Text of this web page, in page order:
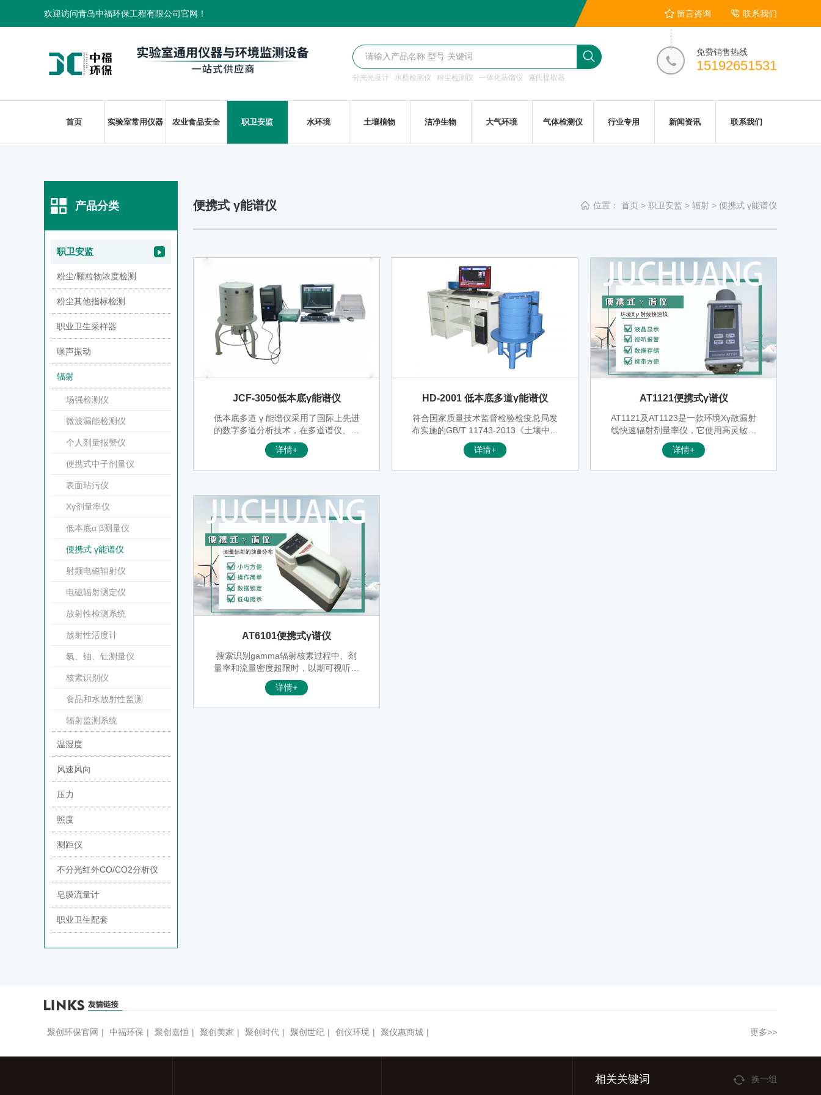
欢迎访问青岛中福环保工程有限公司官网！ 留言咨询 联系我们
分光光度计 水质检测仪 粉尘检测仪 一体化蒸馏仪 索氏提取器
免费销售热线
15192651531
首页 实验室常用仪器 农业食品安全 职卫安监 水环境 土壤植物 洁净生物 大气环境 气体检测仪 行业专用 新闻资讯 联系我们
便携式 γ能谱仪 位置： 首页 > 职卫安监 > 辐射 > 便携式 γ能谱仪
JCF-3050低本底γ能谱仪
低本底多道 γ 能谱仪采用了国际上先进
的数字多道分析技术，在多道谱仪、自
动稳谱、活度测量模型、数据采集与处
理、方法研究等技术方面雄居国内先进
详情+
HD-2001 低本底多道γ能谱仪
符合国家质量技术监督检验检疫总局发
布实施的GB/T 11743-2013《土壤中放
射性核素的γ能谱分析方法》、GB 656
6-2010《建筑材料放射性核素限量》及
详情+
AT1121便携式γ谱仪
AT1121及AT1123是一款环境Xγ散漏射
线快速辐射剂量率仪，它使用高灵敏的
闪烁体探测器，因此有较大的量程及能
量范围，能够探测脉冲、短时及持续的
详情+
AT6101便携式γ谱仪
搜索识别gamma辐射核素过程中、剂
量率和流量密度超限时，以期可视听报
警。
详情+
产品分类
职卫安监
粉尘/颗粒物浓度检测
粉尘其他指标检测
职业卫生采样器
噪声振动
辐射
场强检测仪
微波漏能检测仪
个人剂量报警仪
便携式中子剂量仪
表面玷污仪
Xγ剂量率仪
低本底α β测量仪
便携式 γ能谱仪
射频电磁辐射仪
电磁辐射测定仪
放射性检测系统
放射性活度计
氡、铀、钍测量仪
核素识别仪
食品和水放射性监测
辐射监测系统
温湿度
风速风向
压力
照度
测距仪
不分光红外CO/CO2分析仪
皂膜流量计
职业卫生配套
聚创环保官网 | 中福环保 | 聚创嘉恒 | 聚创美家 | 聚创时代 | 聚创世纪 | 创仪环境 | 聚仪惠商城 | 更多>>
相关关键词 换一组